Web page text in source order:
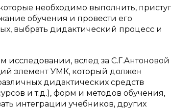
необходимо выполнить,
обучения и провести его
выбрать дидактический процесс и
вслед за С.Г.Антоновой
элемент УМК, который должен
дидактических средств
и т.д.), форм и методов обучения,
интеграции учебников, других